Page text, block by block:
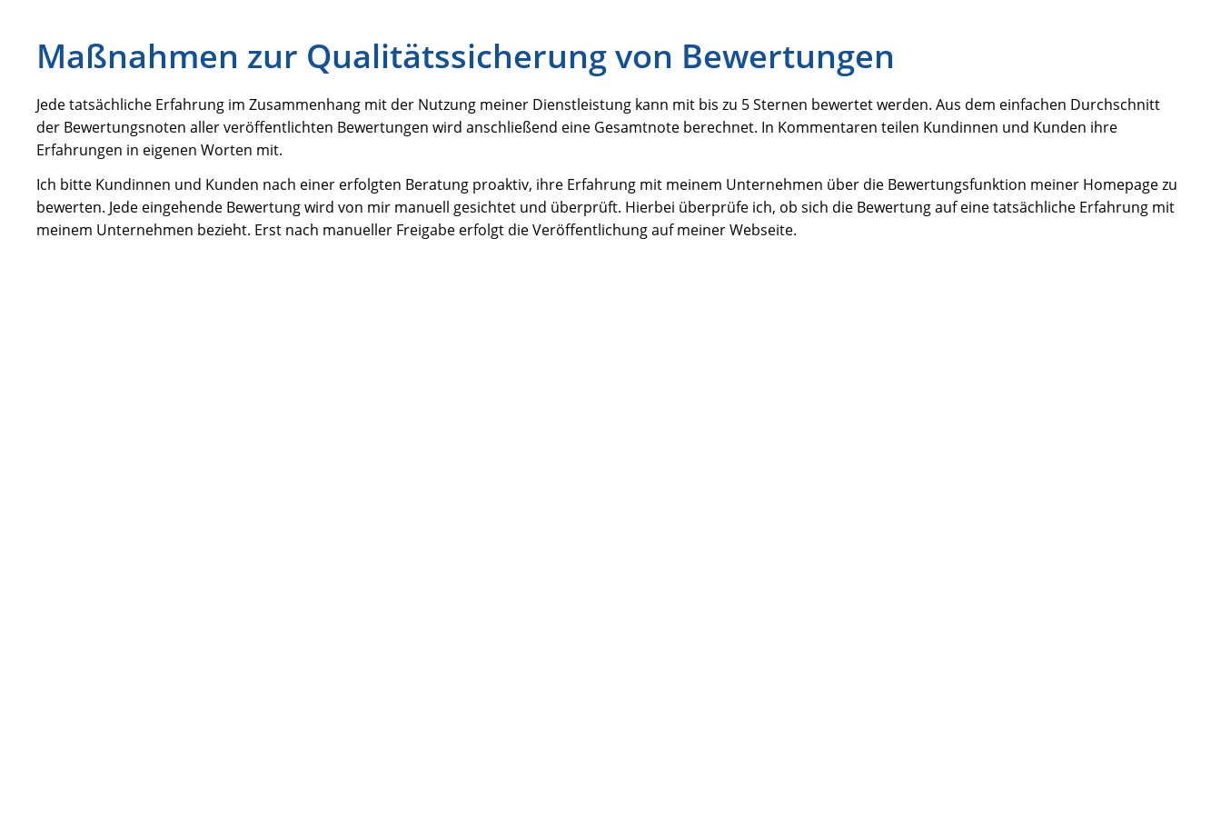
Maßnahmen zur Qualitätssicherung von Bewertungen
Jede tatsächliche Erfahrung im Zusammenhang mit der Nutzung meiner Dienstleistung kann mit bis zu 5 Sternen bewertet werden. Aus dem einfachen Durchschnitt
der Bewertungsnoten aller veröffentlichten Bewertungen wird anschließend eine Gesamtnote berechnet. In Kommentaren teilen Kundinnen und Kunden ihre
Erfahrungen in eigenen Worten mit.
Ich bitte Kundinnen und Kunden nach einer erfolgten Beratung proaktiv, ihre Erfahrung mit meinem Unternehmen über die Bewertungsfunktion meiner Homepage zu
bewerten. Jede eingehende Bewertung wird von mir manuell gesichtet und überprüft. Hierbei überprüfe ich, ob sich die Bewertung auf eine tatsächliche Erfahrung mit
meinem Unternehmen bezieht. Erst nach manueller Freigabe erfolgt die Veröffentlichung auf meiner Webseite.